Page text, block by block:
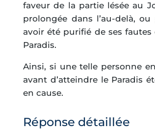
faveur de la partie lésée au
prolongée dans l’au-delà,
avoir été purifié de ses
Paradis.
Ainsi, si une telle personne
avant d’atteindre le Paradis
en cause.
Réponse détaillée